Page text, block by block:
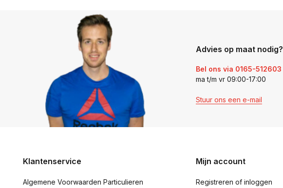
Advies op maat nodig?
Bel ons via 0165-512603
ma t/m vr 09:00-17:00
Stuur ons een e-mail
Klantenservice
Algemene Voorwaarden Particulieren
Mijn account
Registreren of inloggen